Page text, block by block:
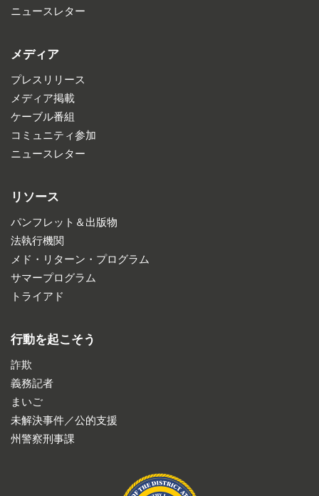
ニュースレター
メディア
プレスリリース
メディア掲載
ケーブル番組
コミュニティ参加
ニュースレター
リソース
パンフレット＆出版物
法執行機関
メド・リターン・プログラム
サマープログラム
トライアド
行動を起こそう
詐欺
義務記者
まいご
未解決事件／公的支援
州警察刑事課